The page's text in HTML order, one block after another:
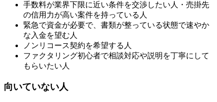
手数料が業界下限に近い条件を交渉したい人・売掛先
の信用力が高い案件を持っている人
緊急で資金が必要で、書類が整っている状態で速やか
な入金を望む人
ノンリコース契約を希望する人
ファクタリング初心者で相談対応や説明を丁寧にして
もらいたい人
向いていない人